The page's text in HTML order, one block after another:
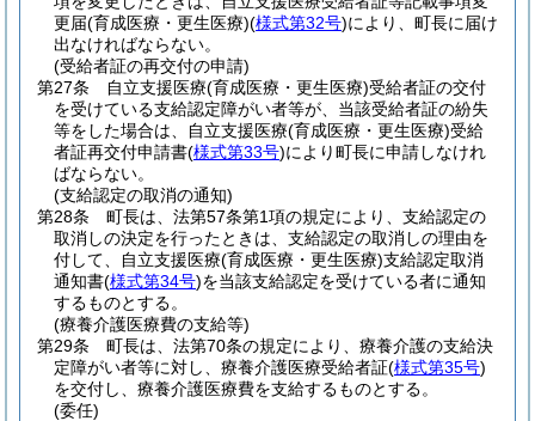
更届(育成医療・更生医療)(様式第32号)により、町長に届け
出なければならない。
(受給者証の再交付の申請)
第27条
自立支援医療(育成医療・更生医療)受給者証の交付
を受けている支給認定障がい者等が、当該受給者証の紛失
等をした場合は、自立支援医療(育成医療・更生医療)受給
者証再交付申請書(様式第33号)により町長に申請しなけれ
ばならない。
(支給認定の取消の通知)
第28条
町長は、法第57条第1項の規定により、支給認定の
取消しの決定を行ったときは、支給認定の取消しの理由を
付して、自立支援医療(育成医療・更生医療)支給認定取消
通知書(様式第34号)を当該支給認定を受けている者に通知
するものとする。
(療養介護医療費の支給等)
第29条
町長は、法第70条の規定により、療養介護の支給決
定障がい者等に対し、療養介護医療受給者証(様式第35号)
を交付し、療養介護医療費を支給するものとする。
(委任)